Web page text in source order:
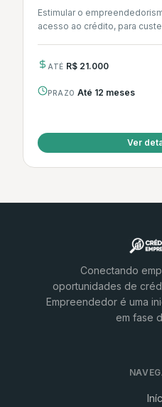
Estimular o
acesso ao crédito, para
ATÉ R$ 21.000
PRAZO Até 12 meses
Ver
Conectando
oportunidades de
Empreendedor é uma
em fase